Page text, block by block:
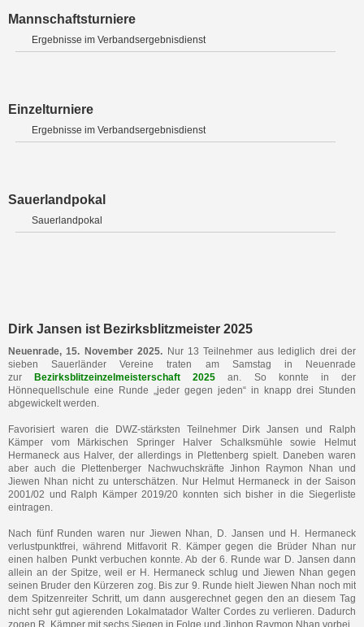
Mannschaftsturniere
Ergebnisse im Verbandsergebnisdienst
Einzelturniere
Ergebnisse im Verbandsergebnisdienst
Sauerlandpokal
Sauerlandpokal
Dirk Jansen ist Bezirksblitzmeister 2025
Neuenrade, 15. November 2025. Nur 13 Teilnehmer aus lediglich drei der
sieben Sauerländer Vereine traten am Samstag in Neuenrade
zur
Bezirksblitzeinzelmeisterschaft 2025 an. So konnte in der
Hönnequellschule eine Runde „jeder gegen jeden“ in knapp drei Stunden
abgewickelt werden.
Favorisiert waren die DWZ-stärksten Teilnehmer Dirk Jansen und Ralph
Kämper vom Märkischen Springer Halver Schalksmühle sowie Helmut
Hermaneck aus Halver, der allerdings in Plettenberg spielt. Daneben waren
aber auch die Plettenberger Nachwuchskräfte Jinhon Raymon Nhan und
Jiewen Nhan nicht zu unterschätzen. Nur Helmut Hermaneck in der Saison
2001/02 und Ralph Kämper 2019/20 konnten sich bisher in die Siegerliste
eintragen.
Nach fünf Runden waren nur Jiewen Nhan, D. Jansen und H. Hermaneck
verlustpunktfrei, während Mitfavorit R. Kämper gegen die Brüder Nhan nur
einen halben Punkt verbuchen konnte. Ab der 6. Runde war D. Jansen dann
allein an der Spitze, weil er H. Hermaneck schlug und Jiewen Nhan gegen
seinen Bruder den Kürzeren zog. Bis zur 9. Runde hielt Jiewen Nhan noch mit
dem Spitzenreiter Schritt, um dann ausgerechnet gegen den an diesem Tag
nicht sehr gut agierenden Lokalmatador Walter Cordes zu verlieren. Dadurch
zogen R. Kämper mit sechs Siegen in Folge und Jinhon Raymon Nhan vorbei.